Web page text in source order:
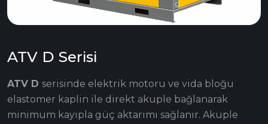
ATV D Serisi
ATV D serisinde elektrik motoru ve vida bloğu
elastomer kaplin ile direkt akuple bağlanarak
minimum kayıpla güç aktarımı sağlanır. Akuple